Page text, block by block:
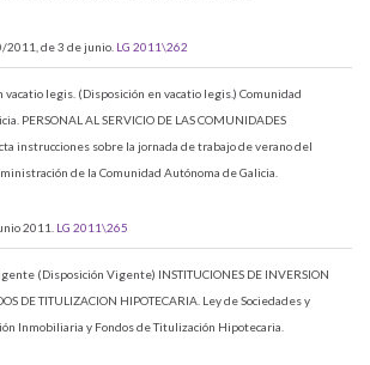
2011, de 3 de junio. LG 2011\262
(Disposición en vacatio legis.) Comunidad
PERSONAL AL SERVICIO DE LAS COMUNIDADES
instrucciones sobre la jornada de trabajo de verano del
de la Comunidad Autónoma de Galicia.
2011. LG 2011\265
(Disposición Vigente) INSTITUCIONES DE INVERSION
DE TITULIZACION HIPOTECARIA. Ley de Sociedades y
Inmobiliaria y Fondos de Titulización Hipotecaria.